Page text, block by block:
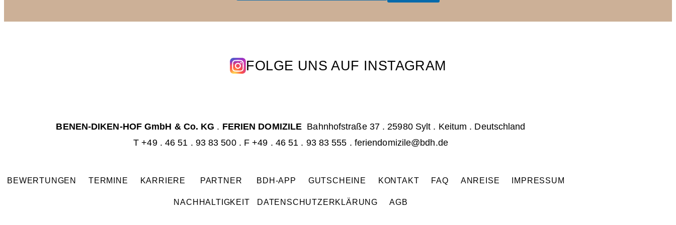
a
l
FOLGE UNS AUF INSTAGRAM
BENEN-DIKEN-HOF GmbH & Co. KG . FERIEN DOMIZILE Bahnhofstraße 37 . 25980 Sylt . Keitum . Deutschland
T+49 . 46 51 . 93 83 500. F +49 . 46 51 . 93 83 555 . feriendomizile@bdh.de
BEWERTUNGEN TERMINE KARRIERE PARTNER BDH-APP GUTSCHEINE KONTAKT FAQ ANREISE IMPRESSUM
NACHHALTIGKEIT DATENSCHUTZERKLÄRUNG AGB